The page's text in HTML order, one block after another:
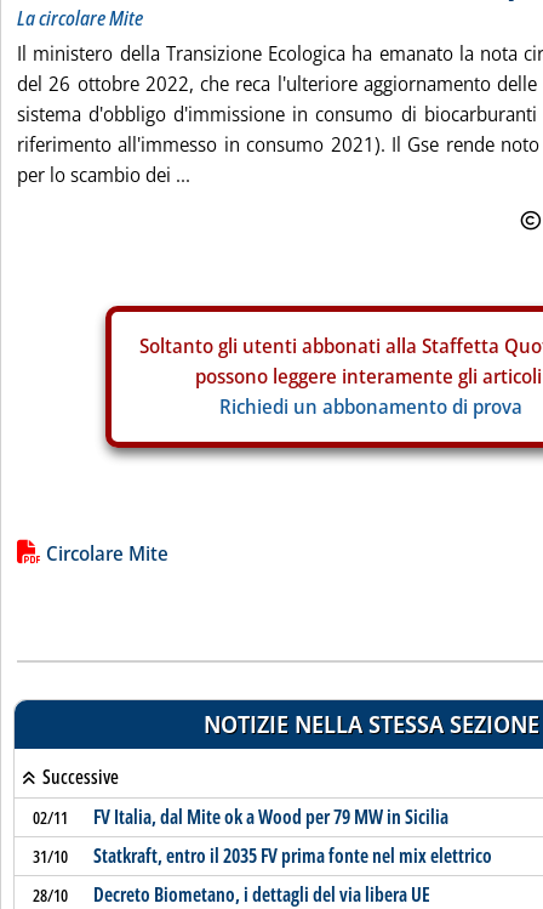
La circolare Mite
Il ministero della Transizione Ecologica ha emanato la nota
del 26 ottobre 2022, che reca l'ulteriore aggiornamento
sistema d'obbligo d'immissione in consumo di
riferimento all'immesso in consumo 2021). Il Gse rende
per lo scambio dei ...
Soltanto gli utenti abbonati alla Staffetta
possono leggere interamente gli
Richiedi un abbonamento di prova
Lista allegati PDF alla notizia
Circolare Mite
NOTIZIE NELLA STESSA SEZIONE
Successive
02/11 FV Italia, dal Mite ok a Wood per 79 MW in Sicilia
31/10 Statkraft, entro il 2035 FV prima fonte nel mix elettrico
28/10 Decreto Biometano, i dettagli del via libera UE